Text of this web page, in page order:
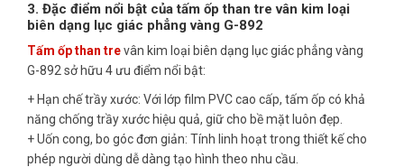
3. Đặc điểm nổi bật của tấm ốp than tre vân kim loại
biên dạng lục giác phẳng vàng G-892
Tấm ốp than trevân kim loại biên dạng lục giác phẳng vàng
G-892 sở hữu 4 ưu điểm nổi bật:
+ Hạn chế trầy xước: Với lớp film PVC cao cấp, tấm ốp có khả
năng chống trầy xước hiệu quả, giữ cho bề mặt luôn đẹp.
+ Uốn cong, bo góc đơn giản: Tính linh hoạt trong thiết kế cho
phép người dùng dễ dàng tạo hình theo nhu cầu.